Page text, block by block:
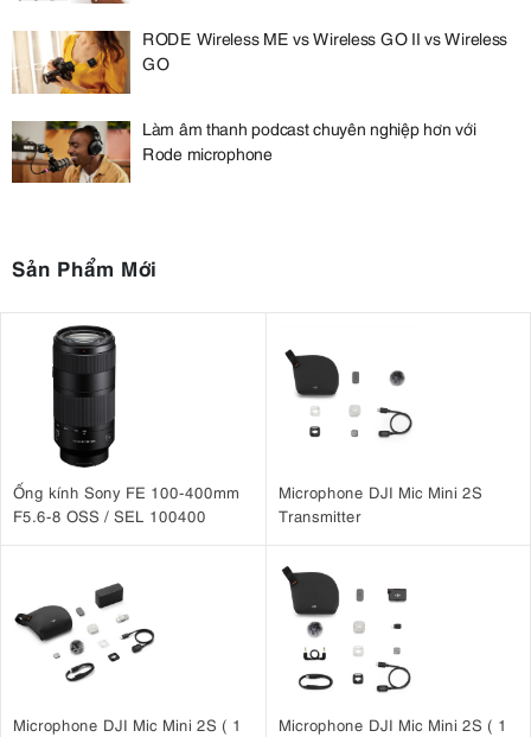
RODE Wireless ME vs Wireless GO II vs Wireless
GO
Làm âm thanh podcast chuyên nghiệp hơn với
Rode microphone
Sản Phẩm Mới
Ống kính Sony FE 100-400mm
F5.6-8 OSS / SEL 100400
Microphone DJI Mic Mini 2S
Transmitter
Microphone DJI Mic Mini 2S ( 1
Microphone DJI Mic Mini 2S ( 1